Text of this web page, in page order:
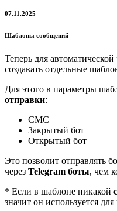
07.11.2025
Шаблоны сообщений
Теперь для
создавать отдельные
Для этого в параметры
отправки:
СМС
Закрытый бот
Открытый бот
Это позволит отправлять
через Telegram боты, чем
* Если в шаблоне никакой
значит он используется